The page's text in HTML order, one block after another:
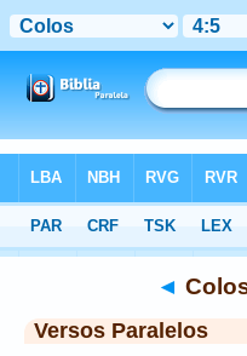
>Colosenses >Capítulo 4 > Verso 5
◄
Versos Paralelos